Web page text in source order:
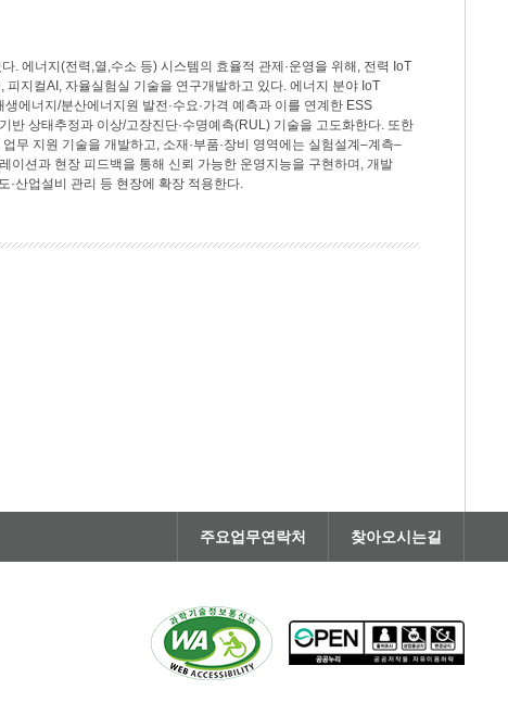
. 에너지(전력,열,수소 등) 시스템의 효율적 관제·운영을 위해, 전력 IoT
지컬AI, 자율실험실 기술을 연구개발하고 있다. 에너지 분야 IoT
에너지/분산에너지원 발전·수요·가격 예측과 이를 연계한 ESS
반 상태추정과 이상/고장진단·수명예측(RUL) 기술을 고도화한다. 또한
무 지원 기술을 개발하고, 소재·부품·장비 영역에는 실험설계–계측–
이션과 현장 피드백을 통해 신뢰 가능한 운영지능을 구현하며, 개발
·산업설비 관리 등 현장에 확장 적용한다.
주요업무연락처 찾아오시는길